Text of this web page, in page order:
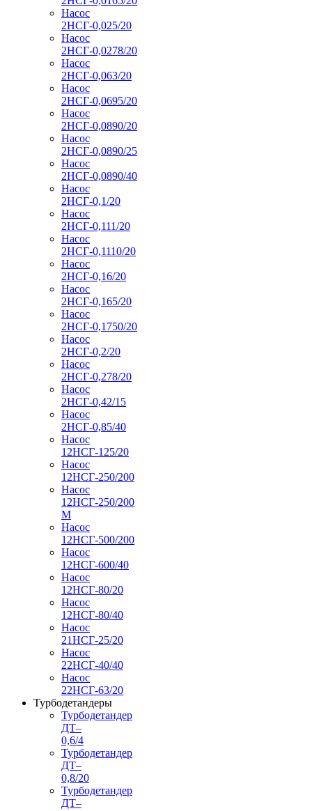
Насос
2НСГ-0,025/20
Насос
2НСГ-0,0278/20
Насос
2НСГ-0,063/20
Насос
2НСГ-0,0695/20
Насос
2НСГ-0,0890/20
Насос
2НСГ-0,0890/25
Насос
2НСГ-0,0890/40
Насос
2НСГ-0,1/20
Насос
2НСГ-0,111/20
Насос
2НСГ-0,1110/20
Насос
2НСГ-0,16/20
Насос
2НСГ-0,165/20
Насос
2НСГ-0,1750/20
Насос
2НСГ-0,2/20
Насос
2НСГ-0,278/20
Насос
2НСГ-0,42/15
Насос
2НСГ-0,85/40
Насос
12НСГ-125/20
Насос
12НСГ-250/200
Насос
12НСГ-250/200
М
Насос
12НСГ-500/200
Насос
12НСГ-600/40
Насос
12НСГ-80/20
Насос
12НСГ-80/40
Насос
21НСГ-25/20
Насос
22НСГ-40/40
Насос
22НСГ-63/20
Турбодетандеры
Турбодетандер
ДТ–
0,6/4
Турбодетандер
ДТ–
0,8/20
Турбодетандер
ДТ–